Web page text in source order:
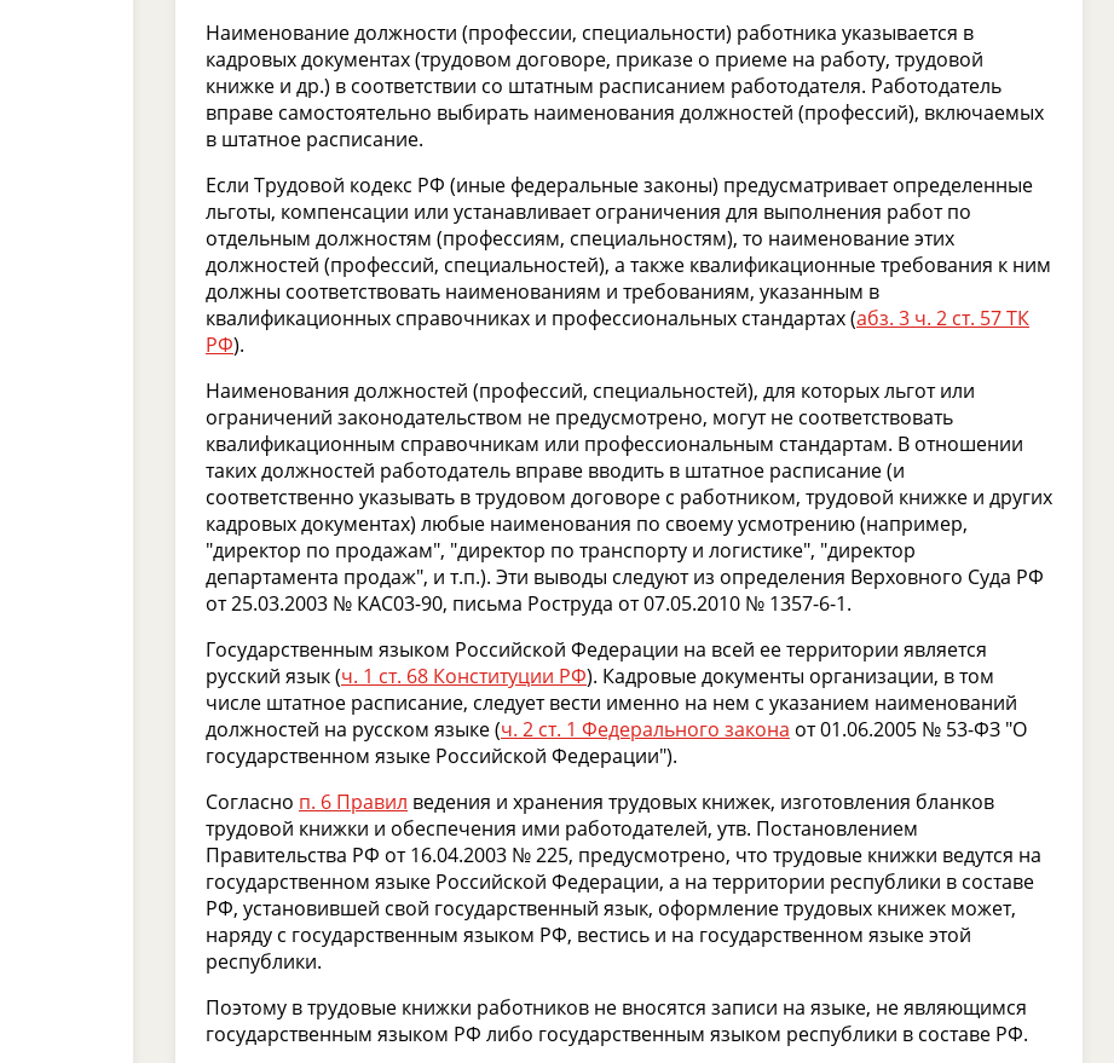
Наименование должности (профессии, специальности) работника указывается в
кадровых документах (трудовом договоре, приказе о приеме на работу, трудовой
книжке и др.) в соответствии со штатным расписанием работодателя. Работодатель
вправе самостоятельно выбирать наименования должностей (профессий), включаемых
в штатное расписание.
Если Трудовой кодекс РФ (иные федеральные законы) предусматривает определенные
льготы, компенсации или устанавливает ограничения для выполнения работ по
отдельным должностям (профессиям, специальностям), то наименование этих
должностей (профессий, специальностей), а также квалификационные требования к ним
должны соответствовать наименованиям и требованиям, указанным в
квалификационных справочниках и профессиональных стандартах (абз. 3 ч. 2 ст. 57 ТК
РФ).
Наименования должностей (профессий, специальностей), для которых льгот или
ограничений законодательством не предусмотрено, могут не соответствовать
квалификационным справочникам или профессиональным стандартам. В отношении
таких должностей работодатель вправе вводить в штатное расписание (и
соответственно указывать в трудовом договоре с работником, трудовой книжке и других
кадровых документах) любые наименования по своему усмотрению (например,
"директор по продажам", "директор по транспорту и логистике", "директор
департамента продаж", и т.п.). Эти выводы следуют из определения Верховного Суда РФ
от 25.03.2003 № КАС03-90, письма Роструда от 07.05.2010 № 1357-6-1.
Государственным языком Российской Федерации на всей ее территории является
русский язык (ч. 1 ст. 68 Конституции РФ). Кадровые документы организации, в том
числе штатное расписание, следует вести именно на нем с указанием наименований
должностей на русском языке (ч. 2 ст. 1 Федерального закона от 01.06.2005 № 53-ФЗ "О
государственном языке Российской Федерации").
Согласно п. 6 Правил ведения и хранения трудовых книжек, изготовления бланков
трудовой книжки и обеспечения ими работодателей, утв. Постановлением
Правительства РФ от 16.04.2003 № 225, предусмотрено, что трудовые книжки ведутся на
государственном языке Российской Федерации, а на территории республики в составе
РФ, установившей свой государственный язык, оформление трудовых книжек может,
наряду с государственным языком РФ, вестись и на государственном языке этой
республики.
Поэтому в трудовые книжки работников не вносятся записи на языке, не являющимся
государственным языком РФ либо государственным языком республики в составе РФ.